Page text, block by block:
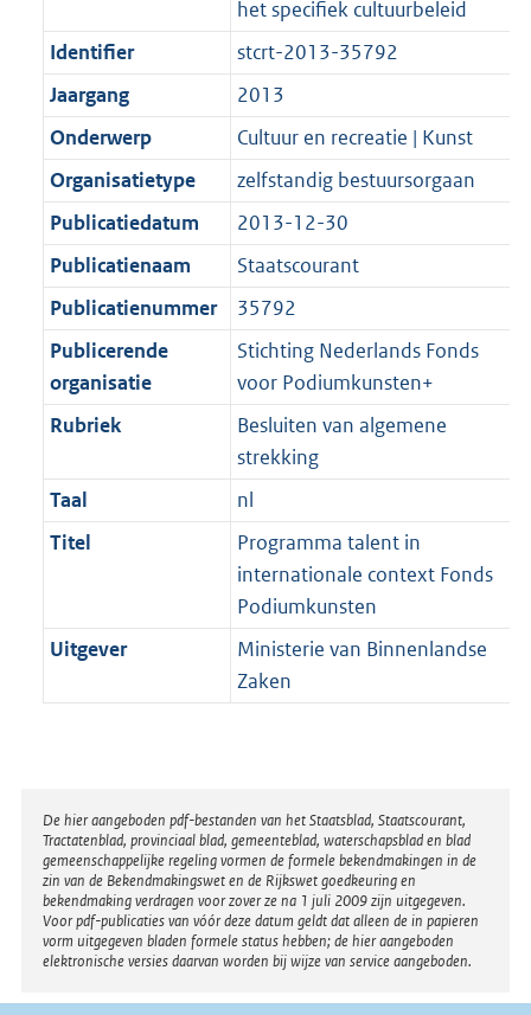
t
a
t
a
a
t
m
a
a
:
2
K
b
e
:
2
K
b
het specifiek cultuurbeleid
Identifier
stcrt-2013-35792
Jaargang
2013
Onderwerp
Cultuur en recreatie | Kunst
Organisatietype
zelfstandig bestuursorgaan
Publicatiedatum
2013-12-30
Publicatienaam
Staatscourant
Publicatienummer
35792
Publicerende
organisatie
Stichting Nederlands Fonds
voor Podiumkunsten+
Rubriek
Besluiten van algemene
strekking
Taal
nl
Titel
Programma talent in
internationale context Fonds
Podiumkunsten
Uitgever
Ministerie van Binnenlandse
Zaken
Disclaimer
De hier aangeboden pdf-bestanden van het Staatsblad, Staatscourant,
Tractatenblad, provinciaal blad, gemeenteblad, waterschapsblad en blad
gemeenschappelijke regeling vormen de formele bekendmakingen in de
zin van de Bekendmakingswet en de Rijkswet goedkeuring en
bekendmaking verdragen voor zover ze na 1 juli 2009 zijn uitgegeven.
Voor pdf-publicaties van vóór deze datum geldt dat alleen de in papieren
vorm uitgegeven bladen formele status hebben; de hier aangeboden
elektronische versies daarvan worden bij wijze van service aangeboden.